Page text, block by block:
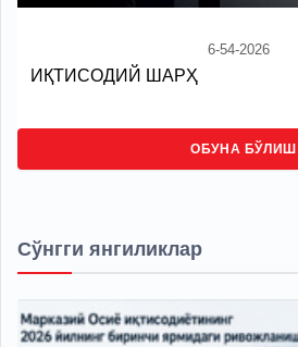
6-54-2026
ИҚТИСОДИЙ ШАРҲ
ОБУНА БЎЛИШ
Сўнгги янгиликлар